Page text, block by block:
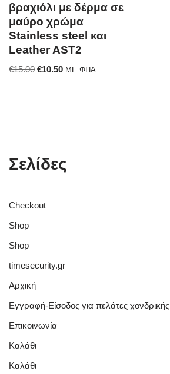
βραχιόλι με δέρμα σε
μαύρο χρώμα
Stainless steel και
Leather AST2
€15.00 €10.50 ΜΕ ΦΠΑ
Σελίδες
Checkout
Shop
Shop
timesecurity.gr
Αρχική
Εγγραφή-Είσοδος για πελάτες χονδρικής
Επικοινωνία
Καλάθι
Καλάθι